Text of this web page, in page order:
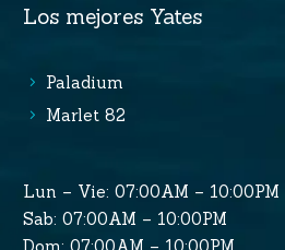
Los mejores Yates
Paladium
Marlet 82
Lun – Vie: 07:00AM – 10:00PM
Sab: 07:00AM – 10:00PM